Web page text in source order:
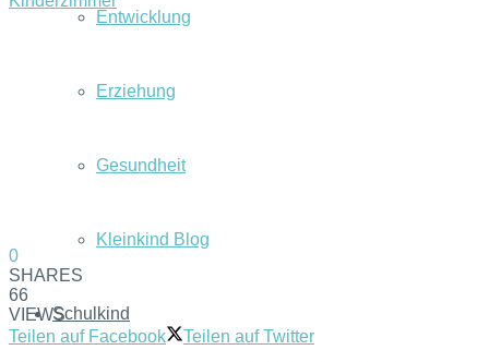
Entwicklung
Erziehung
Gesundheit
Kleinkind Blog
Schulkind
0
SHARES
66
VIEWS
Teilen auf Facebook
Teilen auf Twitter